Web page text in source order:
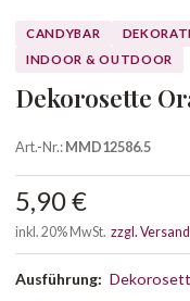
CANDYBAR
INDOOR & OUTDOOR
Dekorosette
Art.-Nr.:MMD12586.5
5,90 €
inkl. 20% MwSt. zzgl.
Ausführung: